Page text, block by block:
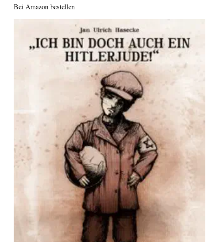
Bei Amazon bestellen